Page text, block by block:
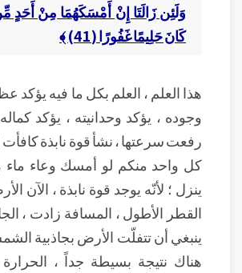
وَلَئِن زَالَتَا إِنْ أَمْسَكَهُمَا مِنْ أَحَدٍ
كَانَ حَلِيمًا غَفُورًا (41) ﴾
هذا العلم ، العلم بكل ما فيه يؤكد
وجوده ، يؤكد وحدانيته ، يؤكد
رفعت سرعتها ، نشأ قوة نابذة كافأت
كل واحد منكم لو أمسك وعاء ماء
ينزل ؛ لأنّه يوجد قوة نابذة ، الآن
القطر الأطول ، المسافة زادت ،
ينبغي أن تتفلّت الأرض بجاذبية
هناك نتيجة بسيطة جداً ، الحرارة